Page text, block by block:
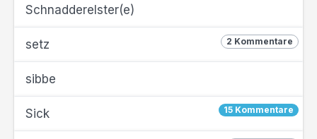
Schnadderelster(e)
2 Kommentare
setz
sibbe
15 Kommentare
Sick